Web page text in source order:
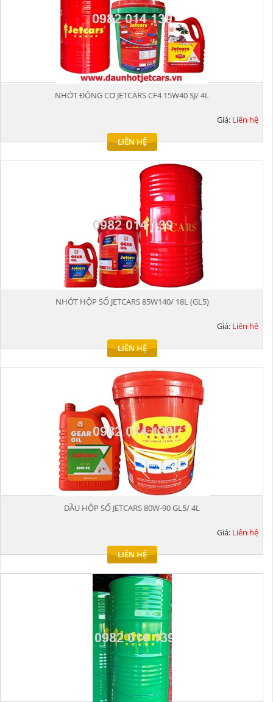
NHỚT ĐỘNG CƠ JETCARS CF4 15W40 SJ/ 4L
Giá: Liên hệ
LIÊN HỆ
NHỚT HỘP SỐ JETCARS 85W140/ 18L (GL5)
Giá: Liên hệ
LIÊN HỆ
DẦU HỘP SỐ JETCARS 80W-90 GL5/ 4L
Giá: Liên hệ
LIÊN HỆ